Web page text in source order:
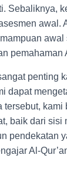
Sebaliknya,
awal.
pemahaman
penting
dapat
tersebut, kami
baik dari sisi
pendekatan
Al-